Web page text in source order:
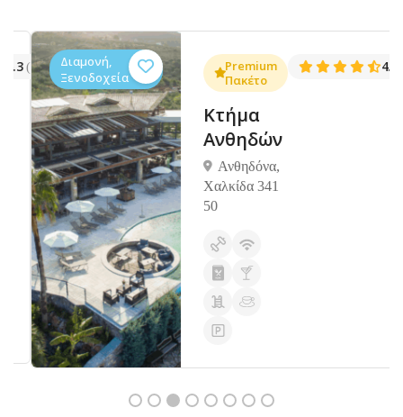
(1381) Διαμονή,
Ξενοδοχεία
Premium
Πακέτο
Κτήμα
Ανθηδών
Ανθηδόνα,
Χαλκίδα 341
4.5